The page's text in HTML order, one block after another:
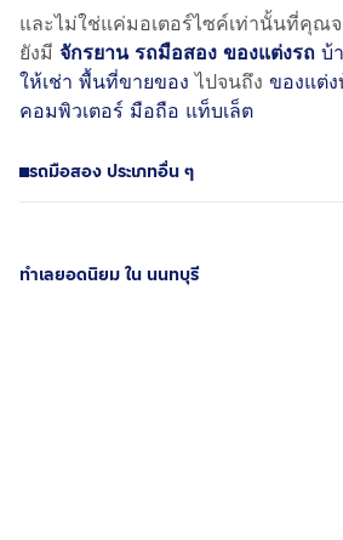
และไม่ใช่แค่มอเตอร์ไซค์เท่านั้นที่คุณจ
ยังมี จักรยาน รถมือสอง ของแต่งรถ บ้
ให้เช่า พื้นที่ขายของ ไปจนถึง ของแต่
คอมพิวเตอร์ มือถือ แท็บเล็ต
รถมือสอง ประเภทอื่น ๆ
ทำเลยอดนิยม ใน นนทบุรี